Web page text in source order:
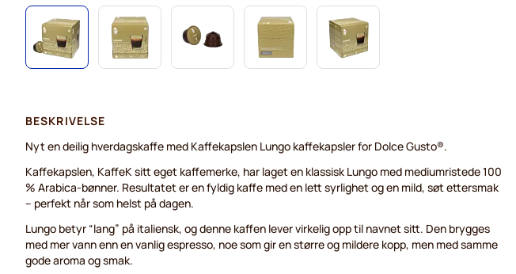
BESKRIVELSE
Nyt en deilig hverdagskaffe med Kaffekapslen Lungo kaffekapsler for Dolce Gusto®.
Kaffekapslen, KaffeK sitt eget kaffemerke, har laget en klassisk Lungo med mediumristede 100
% Arabica-bønner. Resultatet er en fyldig kaffe med en lett syrlighet og en mild, søt ettersmak
– perfekt når som helst på dagen.
Lungo betyr “lang” på italiensk, og denne kaffen lever virkelig opp til navnet sitt. Den brygges
med mer vann enn en vanlig espresso, noe som gir en større og mildere kopp, men med samme
gode aroma og smak.